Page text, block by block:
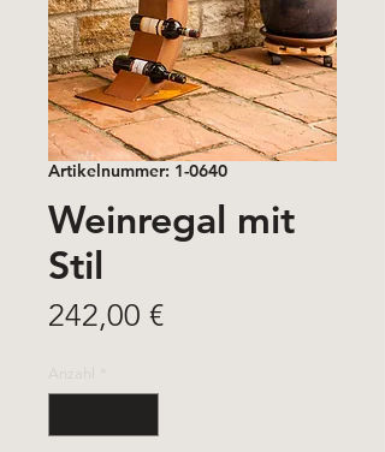
Artikelnummer: 1-0640
Weinregal mit
Stil
242,00 €Preis
Anzahl